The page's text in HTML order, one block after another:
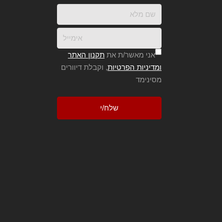
אני מאשר/ת את תקנון האתר
ומדיניות הפרטיות, וקבלת דיוורים
מסינימד